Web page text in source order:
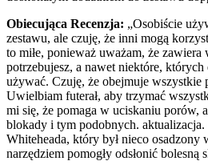
Obiecująca Recenzja: „Osobiście
zestawu, ale czuję, że inni mogą
to miłe, ponieważ uważam, że zawiera
potrzebujesz, a nawet niektóre, których
używać. Czuję, że obejmuje wszystkie
Uwielbiam futerał, aby trzymać
mi się, że pomaga w uciskaniu porów,
blokady i tym podobnych. aktualizacja.
Whiteheada, który był nieco osadzony
narzędziem pomogły odsłonić bolesną